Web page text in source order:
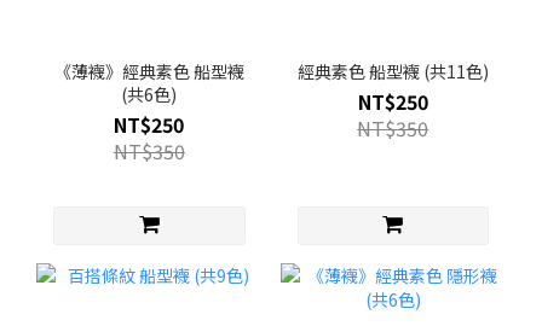
《薄襪》經典素色 船型襪
(共6色)
NT$250
NT$350
經典素色 船型襪 (共11色)
NT$250
NT$350